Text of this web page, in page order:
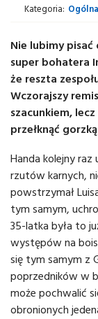
Kategoria: Ogólna
Nie lubimy
super bohatera
że reszta
Wczorajszy
szacunkiem,
przełknąć
Handa kolejny
rzutów karnych,
powstrzymał
tym samym,
35-latka była to
występów na
się tym samym z
poprzedników w
może pochwalić
obronionych